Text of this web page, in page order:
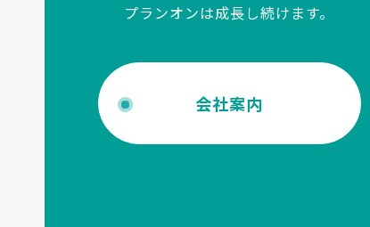
プランオンは成長し続けます。
会社案内